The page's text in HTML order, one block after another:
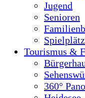
Jugend
Senioren
Tourismus &
360°